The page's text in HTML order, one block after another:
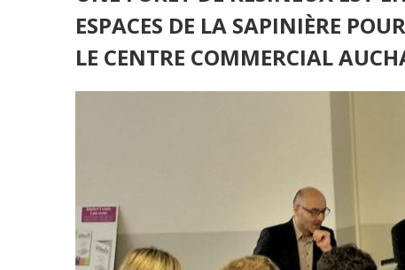
ESPACES DE LA SAPINIÈRE
LE CENTRE COMMERCIAL